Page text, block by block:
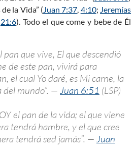
la Vida” (Juan 7:37, 4:10; Jeremías
21:6). Todo el que come y bebe de Él
pan que vive, El que descendió
de este pan, vivirá para
el cual Yo daré, es Mi carne, la
del mundo”. — Juan 6:51 (LSP)
el pan de la vida; el que viene
tendrá hambre, y el que cree
tendrá sed jamás”. — Juan